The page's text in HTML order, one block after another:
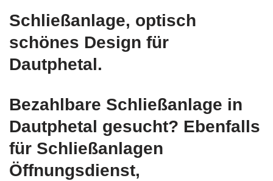
Schließanlage, optisch
schönes Design für
Dautphetal.
Bezahlbare Schließanlage in
Dautphetal gesucht? Ebenfalls
für Schließanlagen
Öffnungsdienst,